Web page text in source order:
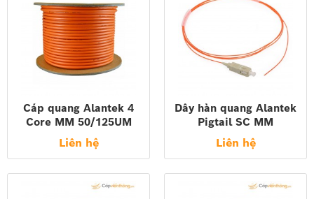
Cáp quang Alantek 4
Core MM 50/125UM
Indoor Distribution FO
Cable, LSZH Jacket
Liên hệ
Dây hàn quang Alantek
Pigtail SC MM
50/125um UPC (0.9MM)
1.0MT 306-5P329M-
Liên hệ